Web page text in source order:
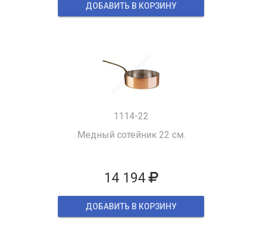
ДОБАВИТЬ В КОРЗИНУ
1114-22
Медный сотейник 22 см.
14 194
ДОБАВИТЬ В КОРЗИНУ